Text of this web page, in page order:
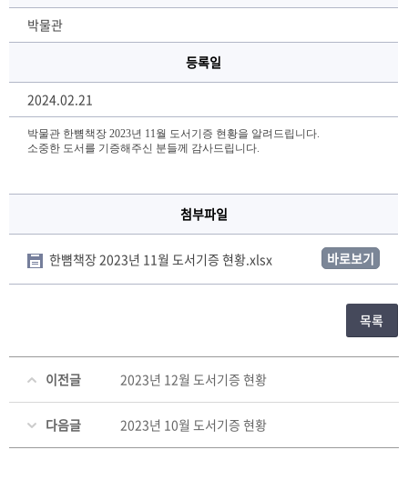
박물관
등록일
2024.02.21
박물관 한뼘책장 2023년 11월 도서기증 현황을 알려드립니다.
소중한 도서를 기증해주신 분들께 감사드립니다.
첨부파일
한뼘책장 2023년 11월 도서기증 현황.xlsx 바로보기
목록
이전글 2023년 12월 도서기증 현황
다음글 2023년 10월 도서기증 현황